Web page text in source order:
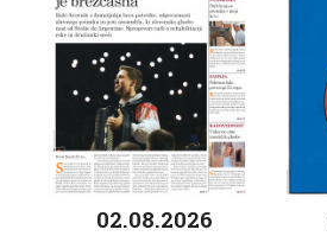
02.08.2026